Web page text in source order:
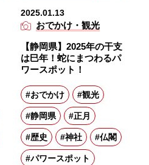
2025.01.13
おでかけ・観光
【静岡県】2025年の干支
は巳年！蛇にまつわるパ
ワースポット！
#おでかけ #観光
#静岡県 #正月
#歴史 #神社 #仏閣
#パワースポット